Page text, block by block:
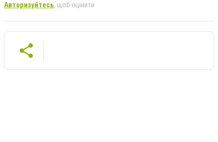
Авторизуйтесь, щоб оцінити